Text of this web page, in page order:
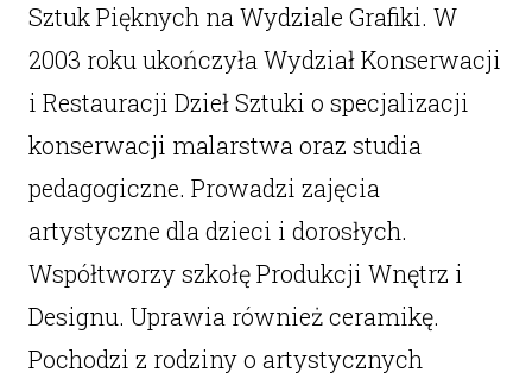
Sztuk Pięknych na Wydziale Grafiki. W
2003 roku ukończyła Wydział Konserwacji
i Restauracji Dzieł Sztuki o specjalizacji
konserwacji malarstwa oraz studia
pedagogiczne. Prowadzi zajęcia
artystyczne dla dzieci i dorosłych.
Współtworzy szkołę Produkcji Wnętrz i
Designu. Uprawia również ceramikę.
Pochodzi z rodziny o artystycznych